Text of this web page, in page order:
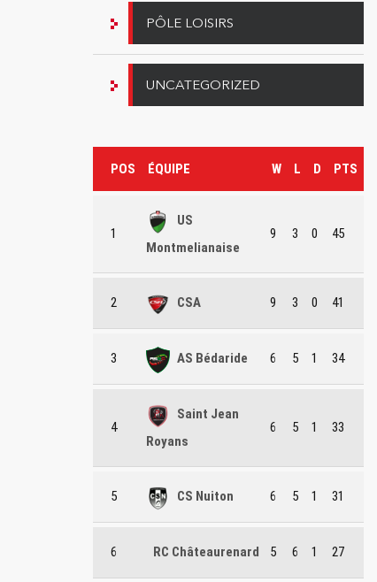
PÔLE LOISIRS
UNCATEGORIZED
POS ÉQUIPE W L D PTS
1
US
Montmelianaise
9 3 0 45
2 CSA 9 3 0 41
3 AS Bédaride 6 5 1 34
4
Saint Jean
Royans
6 5 1 33
5 CS Nuiton 6 5 1 31
6 RC Châteaurenard 5 6 1 27